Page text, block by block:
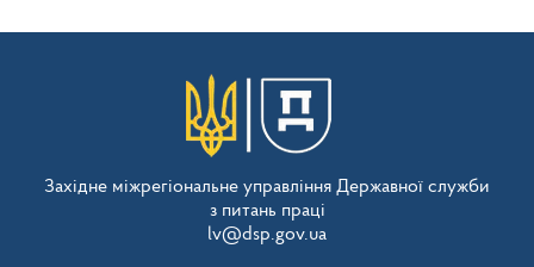
Західне міжрегіональне управління Державної служби
з питань праці
lv@dsp.gov.ua